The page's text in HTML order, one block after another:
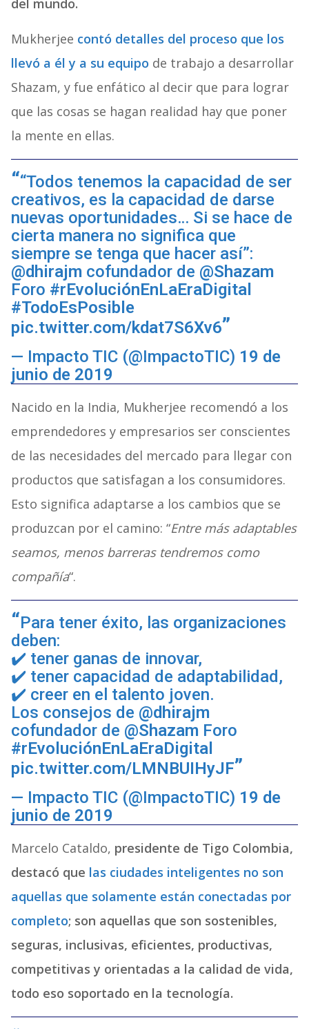
del mundo.
Mukherjee contó detalles del proceso que los
llevó a él y a su equipo de trabajo a desarrollar
Shazam, y fue enfático al decir que para lograr
que las cosas se hagan realidad hay que poner
la mente en ellas.
“Todos tenemos la capacidad de ser
creativos, es la capacidad de darse
nuevas oportunidades… Si se hace de
cierta manera no significa que
siempre se tenga que hacer así”:
@dhirajm cofundador de @Shazam
Foro #rEvoluciónEnLaEraDigital
#TodoEsPosible
pic.twitter.com/kdat7S6Xv6
— Impacto TIC (@ImpactoTIC) 19 de
junio de 2019
Nacido en la India, Mukherjee recomendó a los
emprendedores y empresarios ser conscientes
de las necesidades del mercado para llegar con
productos que satisfagan a los consumidores.
Esto significa adaptarse a los cambios que se
produzcan por el camino: “Entre más adaptables
seamos, menos barreras tendremos como
compañía“.
Para tener éxito, las organizaciones
deben:
✔️ tener ganas de innovar,
✔️ tener capacidad de adaptabilidad,
✔️ creer en el talento joven.
Los consejos de @dhirajm
cofundador de @Shazam Foro
#rEvoluciónEnLaEraDigital
pic.twitter.com/LMNBUIHyJF
— Impacto TIC (@ImpactoTIC) 19 de
junio de 2019
Marcelo Cataldo, presidente de Tigo Colombia,
destacó que las ciudades inteligentes no son
aquellas que solamente están conectadas por
completo; son aquellas que son sostenibles,
seguras, inclusivas, eficientes, productivas,
competitivas y orientadas a la calidad de vida,
todo eso soportado en la tecnología.